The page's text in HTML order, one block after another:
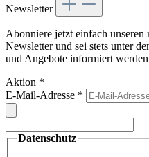
Newsletter
Abonniere jetzt einfach unseren
Newsletter und sei stets unter
und Angebote informiert
Aktion *
E-Mail-Adresse *
Datenschutz